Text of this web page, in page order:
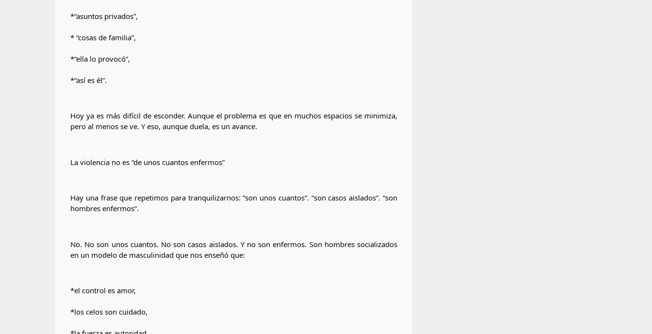
*“asuntos privados”,
* “cosas de familia”,
*“ella lo provocó”,
*“así es él”.
Hoy ya es más difícil de esconder. Aunque el problema es que en muchos espacios se minimiza,
pero al menos se ve. Y eso, aunque duela, es un avance.
La violencia no es “de unos cuantos enfermos”
Hay una frase que repetimos para tranquilizarnos: “son unos cuantos”. “son casos aislados”. “son
hombres enfermos”.
No. No son unos cuantos. No son casos aislados. Y no son enfermos. Son hombres socializados
en un modelo de masculinidad que nos enseñó que:
*el control es amor,
*los celos son cuidado,